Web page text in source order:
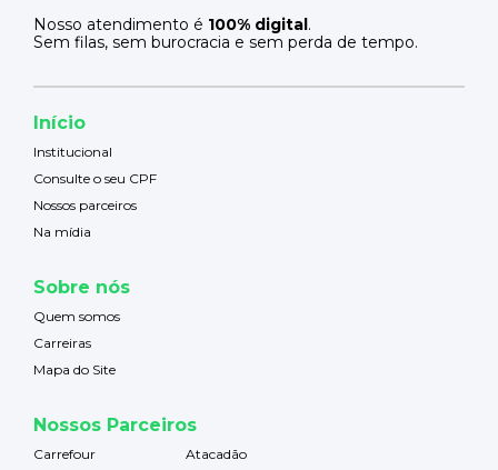
Nosso atendimento é 100% digital.
Sem filas, sem burocracia e sem perda de tempo.
Início
Institucional
Consulte o seu CPF
Nossos parceiros
Na mídia
Sobre nós
Quem somos
Carreiras
Mapa do Site
Nossos Parceiros
Carrefour
Atacadão